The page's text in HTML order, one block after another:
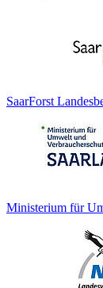
SaarForst
Ministerium für